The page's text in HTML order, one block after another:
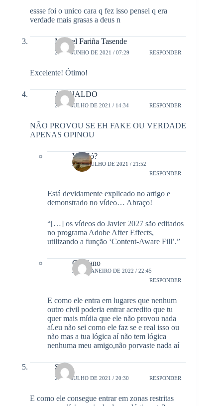
essse foi o unico cara q fez isso pensei q era
verdade mais grasas a deus n
Miguel Fariña Tasende
22 DE JUNHO DE 2021 / 07:29 RESPONDER
Excelente! Ótimo!
ARINALDO
27 DE JULHO DE 2021 / 14:34 RESPONDER
NÃO PROVOU SE EH FAKE OU VERDADE
APENAS OPINOU
Viu Só?
28 DE JULHO DE 2021 / 21:52
RESPONDER
Está devidamente explicado no artigo e
demonstrado no vídeo… Abraço!
“[…] os vídeos do Javier 2027 são editados
no programa Adobe After Effects,
utilizando a função ‘Content-Aware Fill’.”
Cristiano
20 DE JANEIRO DE 2022 / 22:45
RESPONDER
E como ele entra em lugares que nenhum
outro civil poderia entrar acredito que tu
quer mais mídia que ele não provou nada
aí.eu não sei como ele faz se e real isso ou
não mas a tua lógica aí não tem lógica
nenhuma meu amigo,não porvaste nada aí
Sy
27 DE JULHO DE 2021 / 20:30 RESPONDER
E como ele consegue entrar em zonas restritas